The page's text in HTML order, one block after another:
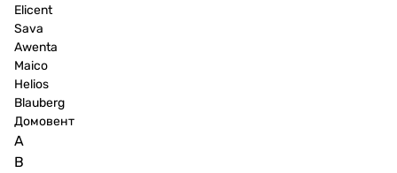
Elicent
Sava
Awenta
Maico
Helios
Blauberg
Домовент
A
B